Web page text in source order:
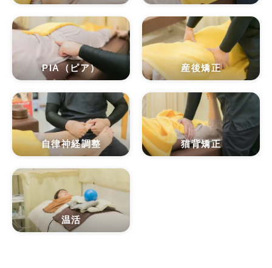
PIA（ピア） 産後矯正
自律神経調整 猫背矯正
温活